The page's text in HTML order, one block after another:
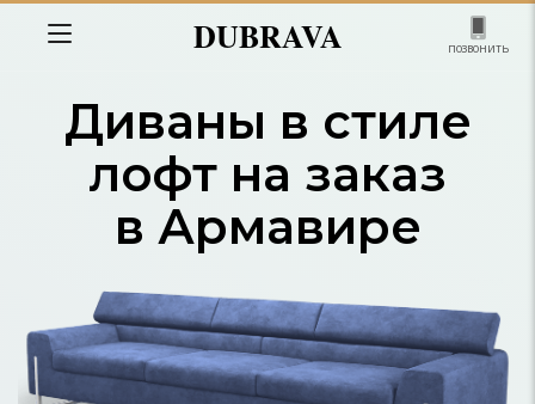
DUBRAVA позвонить
Диваны в стиле
лофт на заказ
в Армавире